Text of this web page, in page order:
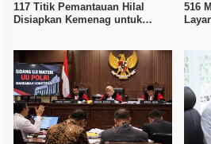
117 Titik Pemantauan Hilal
Disiapkan Kemenag untuk
516